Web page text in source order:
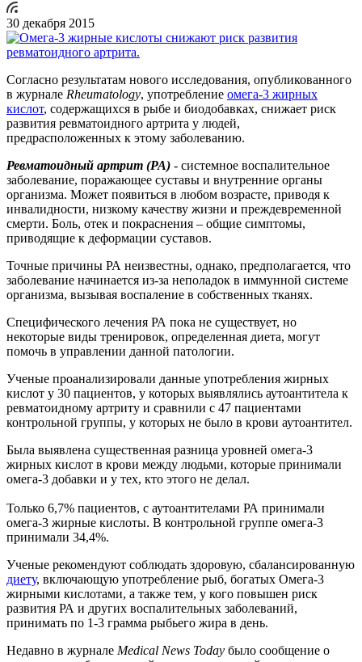
30 декабря 2015
Согласно результатам нового исследования, опубликованного
в журнале Rheumatology, употребление омега-3 жирных
кислот, содержащихся в рыбе и биодобавках, снижает риск
развития ревматоидного артрита у людей,
предрасположенных к этому заболеванию.
Ревматоидный артрит (РА) - системное воспалительное
заболевание, поражающее суставы и внутренние органы
организма. Может появиться в любом возрасте, приводя к
инвалидности, низкому качеству жизни и преждевременной
смерти. Боль, отек и покраснения – общие симптомы,
приводящие к деформации суставов.
Точные причины РА неизвестны, однако, предполагается, что
заболевание начинается из-за неполадок в иммунной системе
организма, вызывая воспаление в собственных тканях.
Специфического лечения РА пока не существует, но
некоторые виды тренировок, определенная диета, могут
помочь в управлении данной патологии.
Ученые проанализировали данные употребления жирных
кислот у 30 пациентов, у которых выявлялись аутоантитела к
ревматоидному артриту и сравнили с 47 пациентами
контрольной группы, у которых не было в крови аутоантител.
Была выявлена существенная разница уровней омега-3
жирных кислот в крови между людьми, которые принимали
омега-3 добавки и у тех, кто этого не делал.
Только 6,7% пациентов, с аутоантителами РА принимали
омега-3 жирные кислоты. В контрольной группе омега-3
принимали 34,4%.
Ученые рекомендуют соблюдать здоровую, сбалансированную
диету, включающую употребление рыб, богатых Омега-3
жирными кислотами, а также тем, у кого повышен риск
развития РА и других воспалительных заболеваний,
принимать по 1-3 грамма рыбьего жира в день.
Недавно в журнале Medical News Today было сообщение о